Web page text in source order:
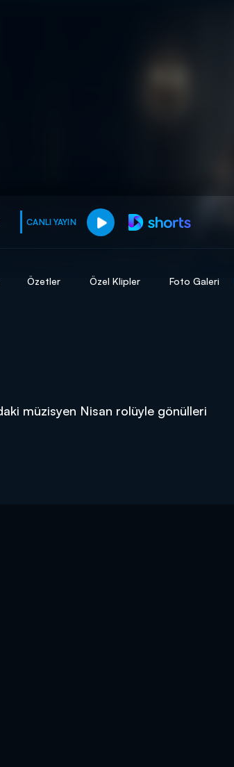
CANLI YAYIN
muhteşem ikili
Özetler Özel Klipler Foto Galeri
müzisyen Nisan rolüyle gönülleri